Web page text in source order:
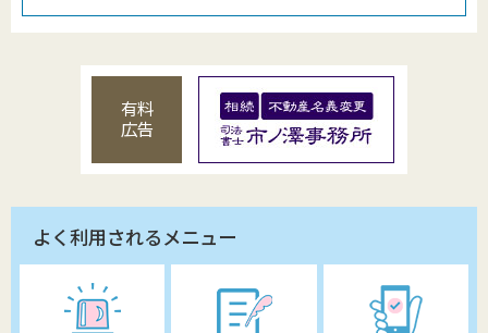
有料
広告
よく利用されるメニュー